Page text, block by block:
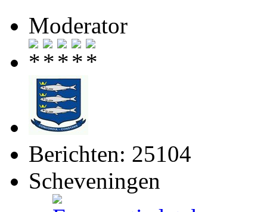
Moderator
Berichten: 25104
Scheveningen